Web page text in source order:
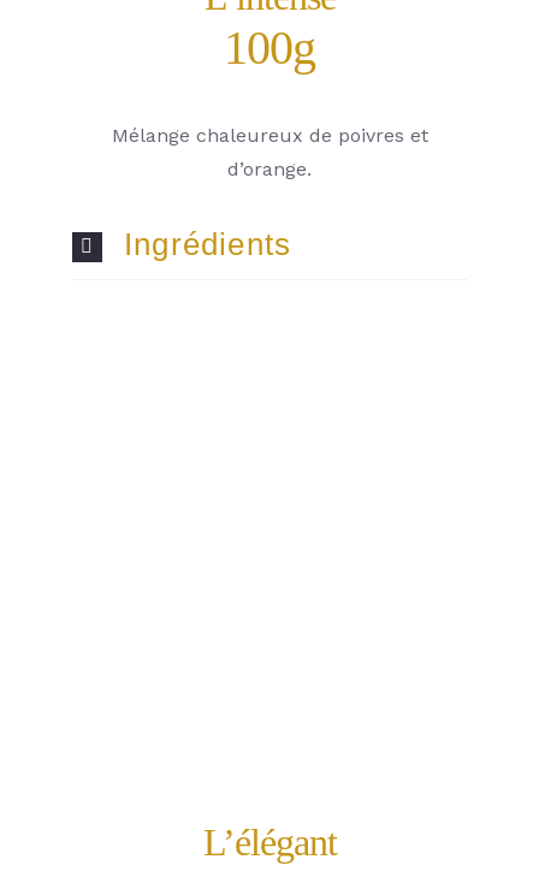
100g
Mélange chaleureux de poivres et
d’orange.
Ingrédients
L’élégant